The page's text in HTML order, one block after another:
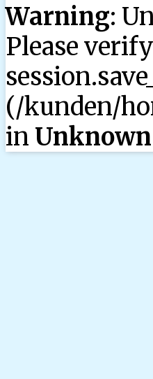
Warning:
Please
(/kunden/
in Unknown